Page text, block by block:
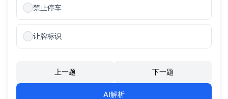
禁止停车
让牌标识
上一题 下一题
AI解析